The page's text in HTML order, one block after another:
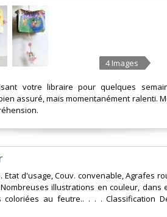
4 Images
votre libraire pour quelques
assuré, mais momentanément ralenti.
Etat d'usage, Couv. convenable, Agrafes
illustrations en couleur, dans
coloriées au feutre.. . . . Classification